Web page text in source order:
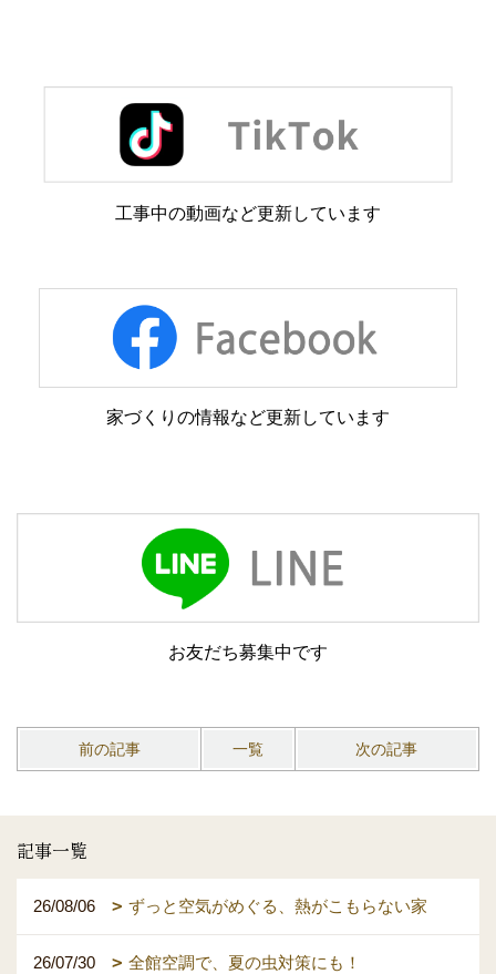
工事中の動画など更新しています
家づくりの情報など更新しています
お友だち募集中です
前の記事 一覧 次の記事
記事一覧
26/08/06 ずっと空気がめぐる、熱がこもらない家
26/07/30 全館空調で、夏の虫対策にも！